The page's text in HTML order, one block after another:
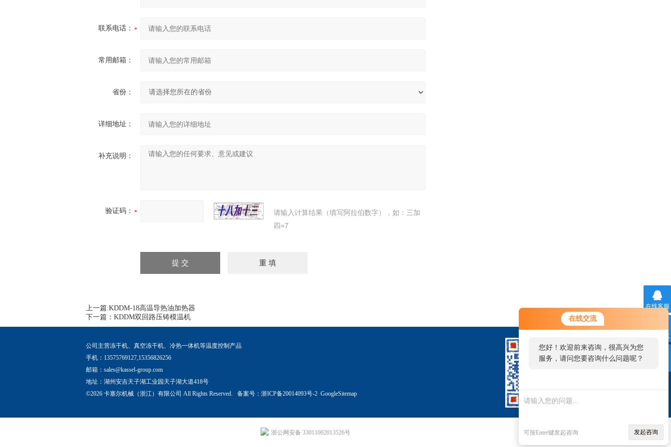
在线交流
您好！欢迎前来咨询，很高兴为您
服务，请问您要咨询什么问题呢？
可按Enter键发起咨询 发起咨询
联系电话：
常用邮箱：
省份：
详细地址：
补充说明：
验证码：
请输入计算结果（填写阿拉伯数字），如：三加
四=7
上一篇:KDDM-18高温导热油加热器
下一篇： KDDM双回路压铸模温机
公司主营冻干机、真空冻干机、冷热一体机等温度控制产品
手机：13575769127,15356826256
邮箱： sales@kassel-group.com
地址：湖州安吉天子湖工业园天子湖大道418号
©2026 卡塞尔机械（浙江）有限公司 All Rights Reserved. 备案号： 浙ICP备20014093号-2 GoogleSitemap
在线客服
联系方式
浙公网安备 33011002013526号